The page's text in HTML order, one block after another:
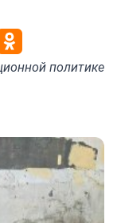
политике